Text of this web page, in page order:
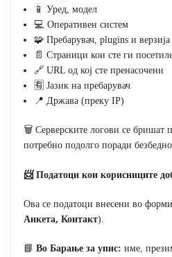
📱 Уред, модел
💻 Оперативен систем
🧩 Пребарувач, plugins и верзија
📄 Страници кои сте ги
🔗 URL од кој сте пренасочени
🈶 Јазик на пребарувач
📍 Држава (преку IP)
🗑️ Серверските логови се бришат
потребно подолго поради
📨 Податоци кои корисниците
Ова се податоци внесени во
Анкета, Контакт).
📘 Во Барање за упис: име,